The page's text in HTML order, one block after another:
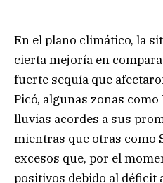
En el plano climático, la
cierta mejoría en
fuerte sequía que
Picó, algunas zonas
lluvias acordes a sus
mientras que otras como
excesos que, por el
positivos debido al déficit